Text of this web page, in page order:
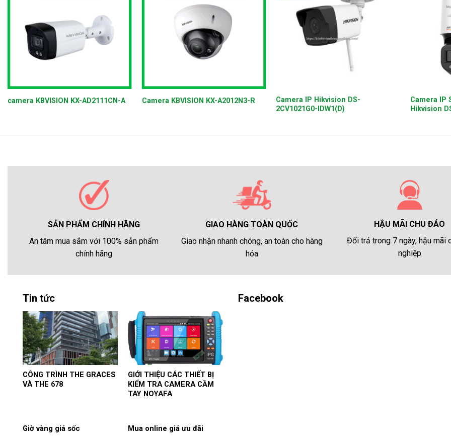
camera KBVISION KX-AD2111CN-A Camera KBVISION KX-A2012N3-R
Camera IP Hikvision DS-
2CV1021G0-IDW1(D)
Camera IP
Hikvision
SẢN PHẨM CHÍNH HÃNG
An tâm mua sắm với 100% sản phẩm
chính hãng
GIAO HÀNG TOÀN QUỐC
Giao nhận nhanh chóng, an toàn cho hàng
hóa
HẬU MÃI CHU ĐÁO
Đổi trả trong 7 ngày, hậu mãi
nghiệp
Tin tức
CÔNG TRÌNH THE GRACES
VÀ THE 678
GIỚI THIỆU CÁC THIẾT BỊ
KIỂM TRA CAMERA CẦM
TAY NOYAFA
Giờ vàng giá sốc Mua online giá ưu đãi
Facebook